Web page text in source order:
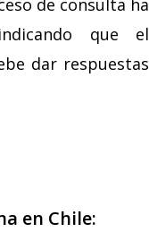
de consulta ha
que el
dar respuestas
en Chile: